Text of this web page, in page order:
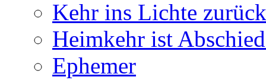
Kehr ins Lichte zurück
Heimkehr ist
Ephemer